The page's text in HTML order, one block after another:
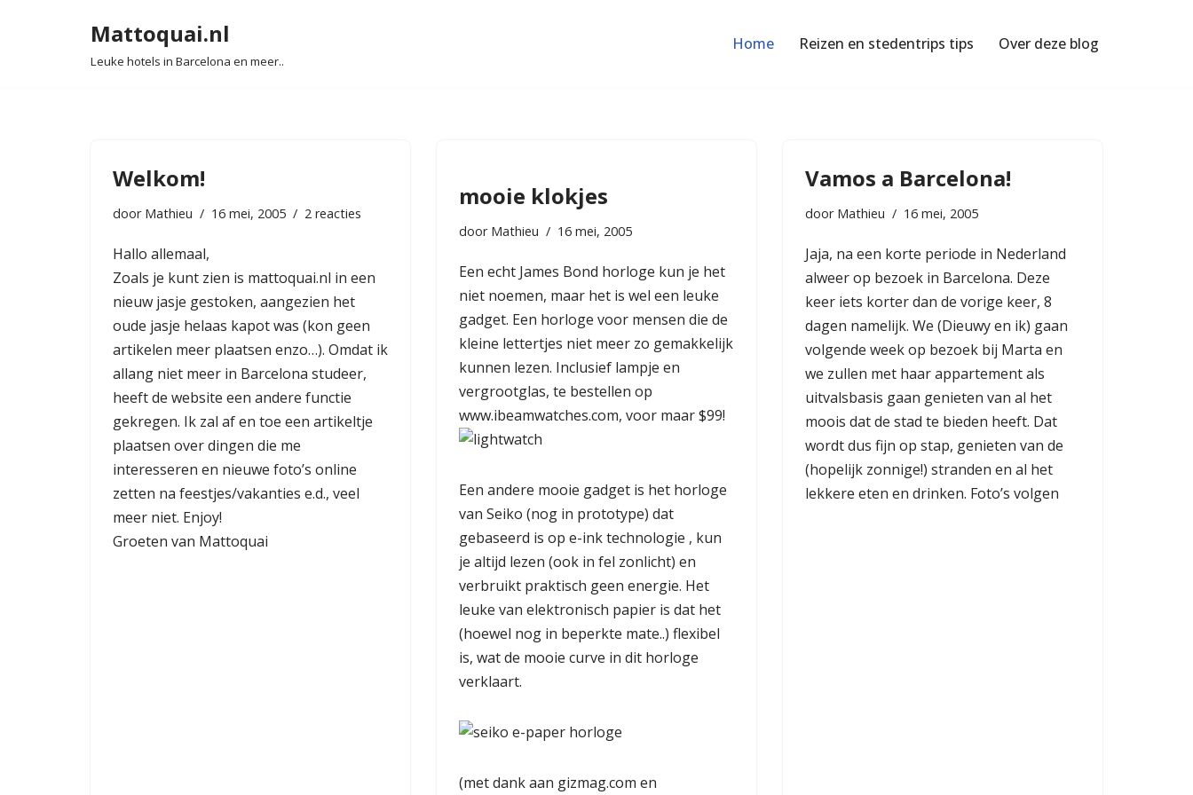
Mattoquai.nl
Leuke hotels in Barcelona en meer..
Home Reizen en stedentrips tips Over deze blog
Welkom!
door Mathieu 16 mei, 2005 2 reacties
Hallo allemaal,
Zoals je kunt zien is mattoquai.nl in een
nieuw jasje gestoken, aangezien het
oude jasje helaas kapot was (kon geen
artikelen meer plaatsen enzo…). Omdat ik
allang niet meer in Barcelona studeer,
heeft de website een andere functie
gekregen. Ik zal af en toe een artikeltje
plaatsen over dingen die me
interesseren en nieuwe foto’s online
zetten na feestjes/vakanties e.d., veel
meer niet. Enjoy!
Groeten van Mattoquai
mooie klokjes
door Mathieu 16 mei, 2005
Een echt James Bond horloge kun je het
niet noemen, maar het is wel een leuke
gadget. Een horloge voor mensen die de
kleine lettertjes niet meer zo gemakkelijk
kunnen lezen. Inclusief lampje en
vergrootglas, te bestellen op
www.ibeamwatches.com, voor maar $99!
Een andere mooie gadget is het horloge
van Seiko (nog in prototype) dat
gebaseerd is op e-ink technologie , kun
je altijd lezen (ook in fel zonlicht) en
verbruikt praktisch geen energie. Het
leuke van elektronisch papier is dat het
(hoewel nog in beperkte mate..) flexibel
is, wat de mooie curve in dit horloge
verklaart.
(met dank aan gizmag.com en
Vamos a Barcelona!
door Mathieu 16 mei, 2005
Jaja, na een korte periode in Nederland
alweer op bezoek in Barcelona. Deze
keer iets korter dan de vorige keer, 8
dagen namelijk. We (Dieuwy en ik) gaan
volgende week op bezoek bij Marta en
we zullen met haar appartement als
uitvalsbasis gaan genieten van al het
moois dat de stad te bieden heeft. Dat
wordt dus fijn op stap, genieten van de
(hopelijk zonnige!) stranden en al het
lekkere eten en drinken. Foto’s volgen